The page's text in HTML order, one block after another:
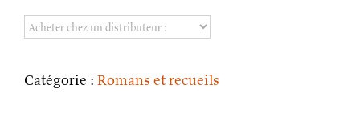
Catégorie : Romans et recueils